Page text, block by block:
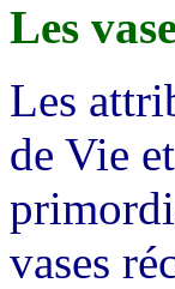
Les
Les
de Vie
vases